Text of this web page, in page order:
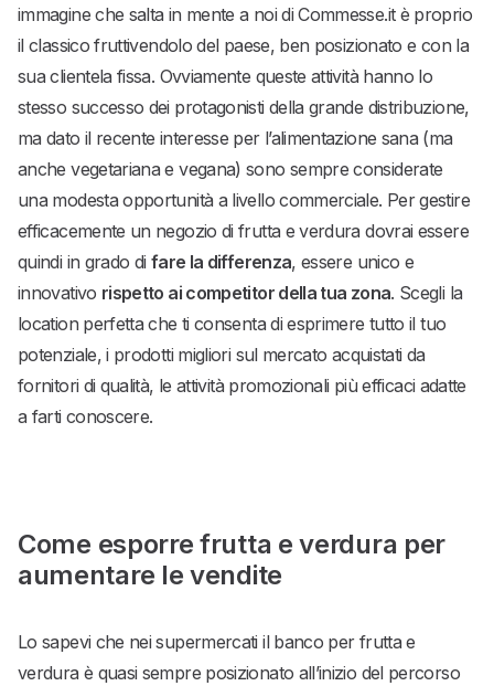
immagine che salta in mente a noi di Commesse.it è proprio
il classico fruttivendolo del paese, ben posizionato e con la
sua clientela fissa. Ovviamente queste attività hanno lo
stesso successo dei protagonisti della grande distribuzione,
ma dato il recente interesse per l’alimentazione sana (ma
anche vegetariana e vegana) sono sempre considerate
una modesta opportunità a livello commerciale. Per gestire
efficacemente un negozio di frutta e verdura dovrai essere
quindi in grado di fare la differenza, essere unico e
innovativo rispetto ai competitor della tua zona. Scegli la
location perfetta che ti consenta di esprimere tutto il tuo
potenziale, i prodotti migliori sul mercato acquistati da
fornitori di qualità, le attività promozionali più efficaci adatte
a farti conoscere.
Come esporre frutta e verdura per
aumentare le vendite
Lo sapevi che nei supermercati il banco per frutta e
verdura è quasi sempre posizionato all’inizio del percorso